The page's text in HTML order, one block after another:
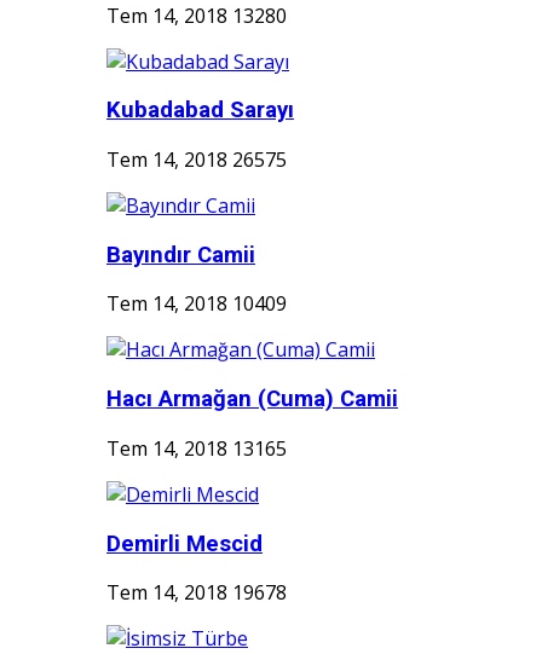
Tem 14, 2018 13280
Kubadabad Sarayı
Tem 14, 2018 26575
Bayındır Camii
Tem 14, 2018 10409
Hacı Armağan (Cuma) Camii
Tem 14, 2018 13165
Demirli Mescid
Tem 14, 2018 19678